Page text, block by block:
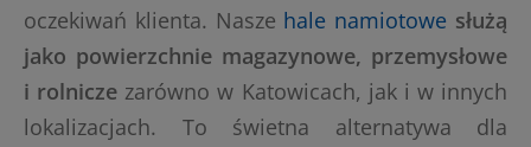
oczekiwań klienta. Nasze hale namiotowe służą
jako powierzchnie magazynowe, przemysłowe
i rolnicze zarówno w Katowicach, jak i w innych
lokalizacjach. To świetna alternatywa dla